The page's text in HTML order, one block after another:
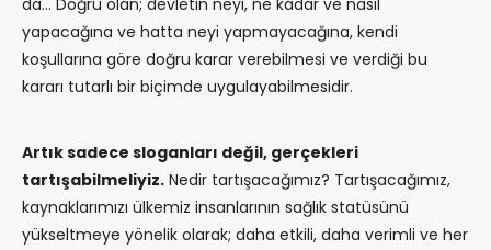
da… Doğru olan; devletin neyi, ne kadar ve nasıl
yapacağına ve hatta neyi yapmayacağına, kendi
koşullarına göre doğru karar verebilmesi ve verdiği bu
kararı tutarlı bir biçimde uygulayabilmesidir.
Artık sadece sloganları değil, gerçekleri
tartışabilmeliyiz. Nedir tartışacağımız? Tartışacağımız,
kaynaklarımızı ülkemiz insanlarının sağlık statüsünü
yükseltmeye yönelik olarak; daha etkili, daha verimli ve her